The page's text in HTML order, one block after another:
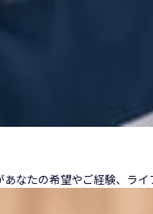
なたの希望やご経験、ラ